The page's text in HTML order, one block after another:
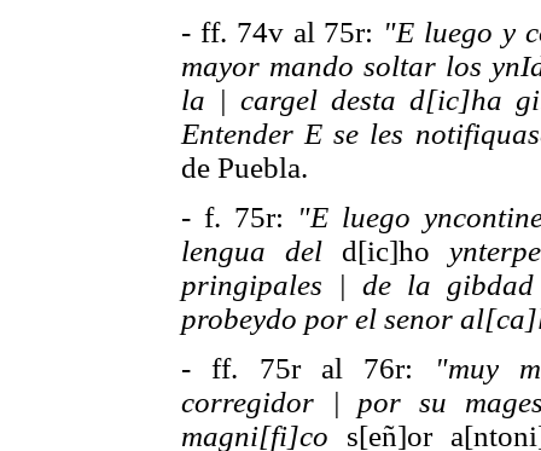
- ff. 74v al 75r: "E luego y
mayor mando soltar los
la | cargel desta d[ic]ha
Entender E se les
de Puebla.
- f. 75r: "E luego
lengua del d[ic]ho
pringipales | de la
probeydo por el senor
- ff. 75r al 76r:
"muy
corregidor | por su
magni[fi]co s[eñ]or